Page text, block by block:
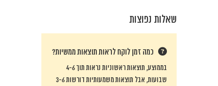
שאלות נפוצות
כמה זמן לוקח לראות תוצאות ממשיות?
בממוצע, תוצאות ראשוניות נראות תוך 4-6
שבועות, אבל תוצאות משמעותיות דורשות 3-6